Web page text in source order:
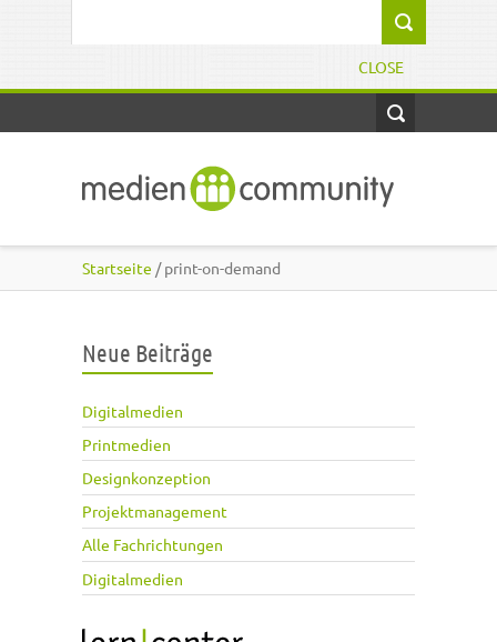
CLOSE
Startseite / print-on-demand
Neue Beiträge
Digitalmedien
Printmedien
Designkonzeption
Projektmanagement
Alle Fachrichtungen
Digitalmedien